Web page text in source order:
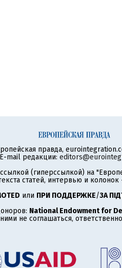
правда,
E-mail редакции:
(гиперссылкой) на
статей, интервью и колонок
или ПРИ ПОДДЕРЖКЕ/ЗА
National Endowment for
не соглашаться,